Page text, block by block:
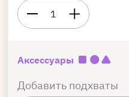
1
Аксессуары
Добавить подхваты